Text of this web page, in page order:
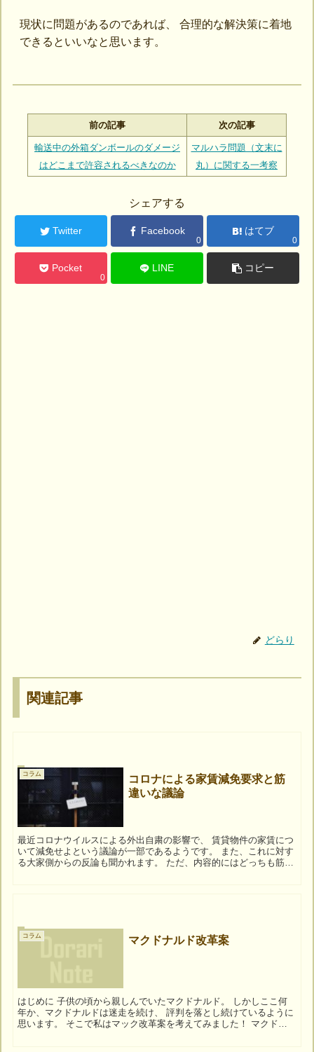
現状に問題があるのであれば、 合理的な解決策に着地
できるといいなと思います。
前の記事 次の記事
輸送中の外箱ダンボールのダメージ
はどこまで許容されるべきなのか
マルハラ問題（文末に
丸）に関する一考察
シェアする
Twitter Facebook
0
はてブ
0
Pocket
0
LINE コピー
どらり
関連記事
コラム
コロナによる家賃減免要求と筋
違いな議論
最近コロナウイルスによる外出自粛の影響で、 賃貸物件の家賃につ
いて減免せよという議論が一部であるようです。 また、これに対す
る大家側からの反論も聞かれます。 ただ、内容的にはどっちも筋違
コラム マクドナルド改革案
はじめに 子供の頃から親しんでいたマクドナルド。 しかしここ何
年か、マクドナルドは迷走を続け、 評判を落とし続けているように
思います。 そこで私はマック改革案を考えてみました！ マクドナ